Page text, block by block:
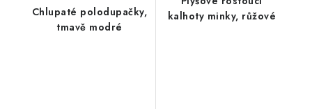
Chlupaté polodupačky,
tmavě modré
kalhoty minky, růžové